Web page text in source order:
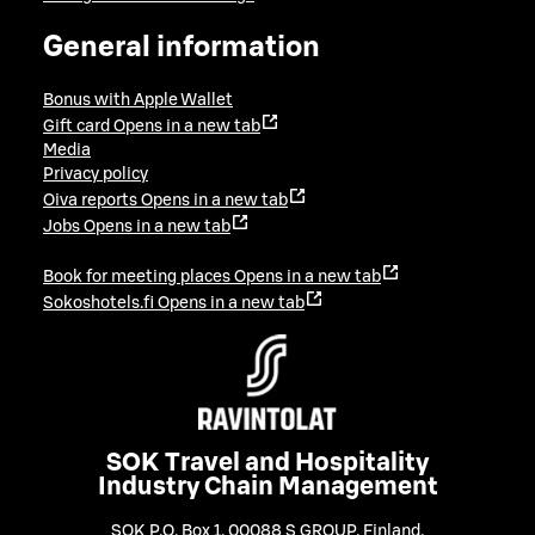
General information
Bonus with Apple Wallet
Gift card Opens in a new tab
Media
Privacy policy
Oiva reports Opens in a new tab
Jobs Opens in a new tab
Book for meeting places Opens in a new tab
Sokoshotels.fi Opens in a new tab
SOK Travel and Hospitality
Industry Chain Management